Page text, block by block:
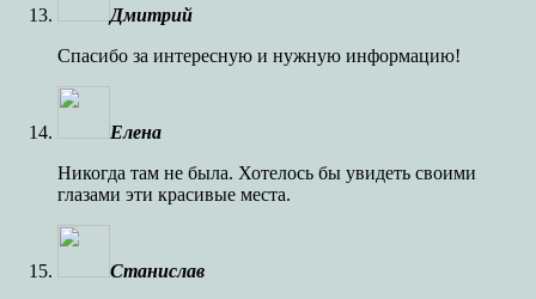
Дмитрий
Спасибо за интересную и нужную информацию!
Елена
Никогда там не была. Хотелось бы увидеть своими
глазами эти красивые места.
Станислав